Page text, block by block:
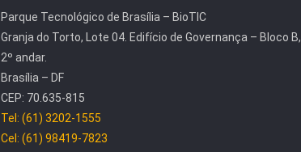
Parque Tecnológico de Brasília – BioTIC
Granja do Torto, Lote 04. Edifício de Governança – Bloco B,
2º andar.
Brasília – DF
CEP: 70.635-815
Tel: (61) 3202-1555
Cel: (61) 98419-7823